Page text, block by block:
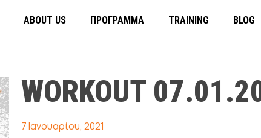
ABOUT US ΠΡΌΓΡΑΜΜΑ TRAINING BLOG
WORKOUT
7 Ιανουαρίου, 2021